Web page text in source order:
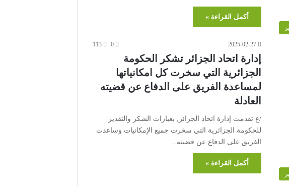
أكمل القراءة »
2025-02-27
0
113
إدارة اتحاد الجزائر تشكر الحكومة
الجزائرية التي سخرت كل امكانياتها
لمساعدة الفريق على الدفاع عن قضيته
العادلة
/ع تقدمت إدارة اتحاد الجزائر, بعبارات الشكر والتقدير
للحكومة الجزائرية التي سخرت جميع الإمكانيات وساعدت
الفريق على الدفاع عن قضيته…
أكمل القراءة »